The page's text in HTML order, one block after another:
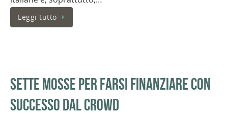
Leggi tutto
Sette mosse per farsi finanziare con
successo dal crowd